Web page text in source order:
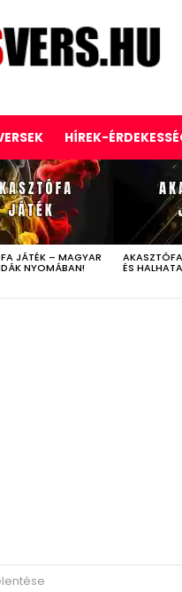
HÍREK-
JÁTÉK – MAGYAR
NYOMÁBAN! ÉS